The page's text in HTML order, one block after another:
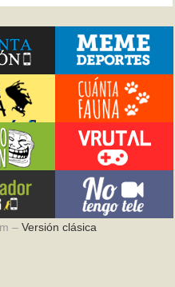
– Versión clásica